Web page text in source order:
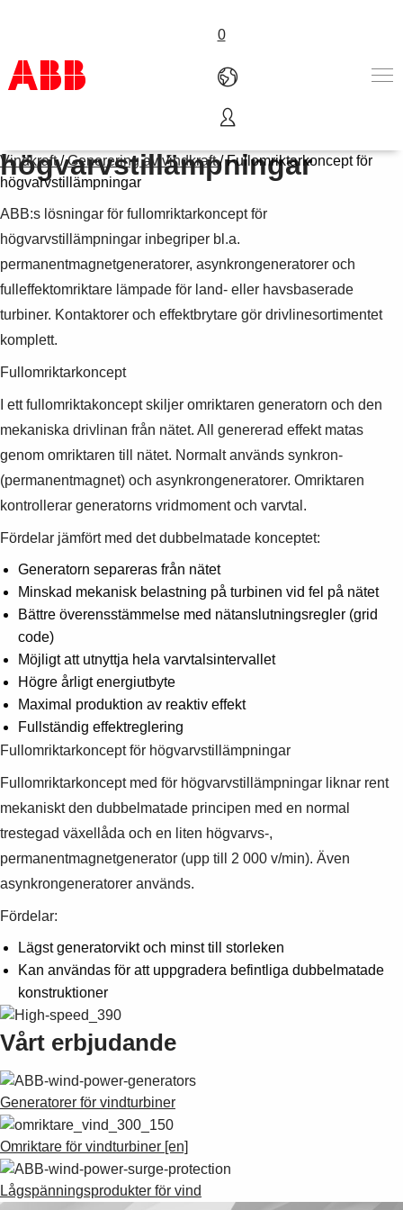
0
Produkter och tjänster
Industrier
Service
Om ABB
Här kan du köpa
Kontakta oss
Karriär på ABB
Suggestions
Products
See more products
Shopping list preview
0
Vindkraft/Generering av vindkraft/Fullomriktarkoncept för
högvarvstillämpningar
Fullomriktarkoncept för
högvarvstillämpningar
ABB:s lösningar för fullomriktarkoncept för
högvarvstillämpningar inbegriper bl.a.
permanentmagnetgeneratorer, asynkrongeneratorer och
fulleffektomriktare lämpade för land- eller havsbaserade
turbiner. Kontaktorer och effektbrytare gör drivlinesortimentet
komplett.
Fullomriktarkoncept
I ett fullomriktakoncept skiljer omriktaren generatorn och den
mekaniska drivlinan från nätet. All genererad effekt matas
genom omriktaren till nätet. Normalt används synkron-
(permanentmagnet) och asynkrongeneratorer. Omriktaren
kontrollerar generatorns vridmoment och varvtal.
Fördelar jämfört med det dubbelmatade konceptet:
Generatorn separeras från nätet
Minskad mekanisk belastning på turbinen vid fel på nätet
Bättre överensstämmelse med nätanslutningsregler (grid
code)
Möjligt att utnyttja hela varvtalsintervallet
Högre årligt energiutbyte
Maximal produktion av reaktiv effekt
Fullständig effektreglering
Fullomriktarkoncept för högvarvstillämpningar
Fullomriktarkoncept med för högvarvstillämpningar liknar rent
mekaniskt den dubbelmatade principen med en normal
trestegad växellåda och en liten högvarvs-,
permanentmagnetgenerator (upp till 2 000 v/min). Även
asynkrongeneratorer används.
Fördelar:
Lägst generatorvikt och minst till storleken
Kan användas för att uppgradera befintliga dubbelmatade
konstruktioner
Vårt erbjudande
Generatorer för vindturbiner
Omriktare för vindturbiner [en]
Lågspänningsprodukter för vind